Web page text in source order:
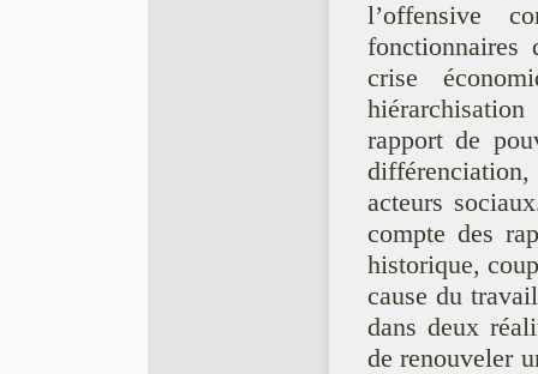
l’offensive
fonctionnaires
crise
rapport de
acteurs
compte des
historique,
cause du
dans deux
de renouveler